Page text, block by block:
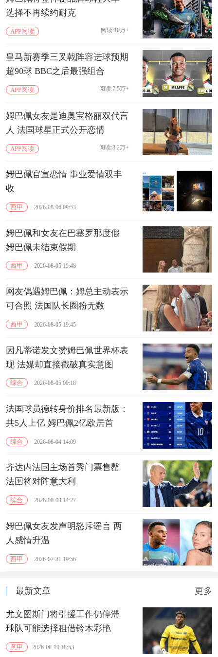
选择不再续约耐克
APP阅读 阅读:10万+
皇马新赛季三叉戟阵容进球预期
超90球 BBC之后最强组合
APP阅读 阅读:7.5万+
姆巴佩女友是迪奥宝格丽双代言
人 法国球星正式公开恋情
APP阅读 阅读:3.2万+
姆巴佩官宣恋情 事业爱情双丰
收
西甲 2026-08-06 09:53
姆巴佩和女友在巴塞罗那度假
姆巴佩未结束假期
西甲 2026-08-05 19:48
网友偶遇姆巴佩：姆总主动表示
可合照 法国队长圈粉无数
西甲 2026-08-05 19:45
因凡蒂诺发文赞姆巴佩世界杯表
现 法媒却直接戳破真实意图
综合 2026-08-05 09:18
法国球员德转身价排名最新版：
共5人上亿 姆巴佩2亿欧居首
综合 2026-08-04 14:09
齐达内法国主场首秀门票售罄
法国将对阵意大利
综合 2026-08-03 14:27
姆巴佩女友发声明怒斥谣言 两
人感情升温
西甲 2026-07-31 19:56
最新文章 更多
尤文图斯门将引援工作仍停滞
球队可能选择租借铃木彩艳
意甲 2026-08-10 18:53